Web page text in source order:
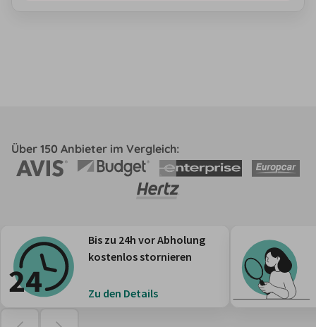
Über 150 Anbieter im Vergleich:
Bis zu 24h vor Abholung
kostenlos stornieren
Zu den Details